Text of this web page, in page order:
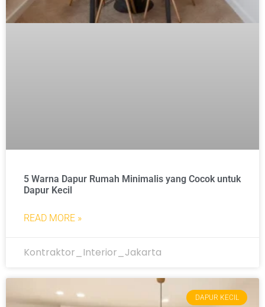
5 Warna Dapur Rumah Minimalis yang Cocok untuk
Dapur Kecil
READ MORE »
Kontraktor_Interior_Jakarta
DAPUR KECIL